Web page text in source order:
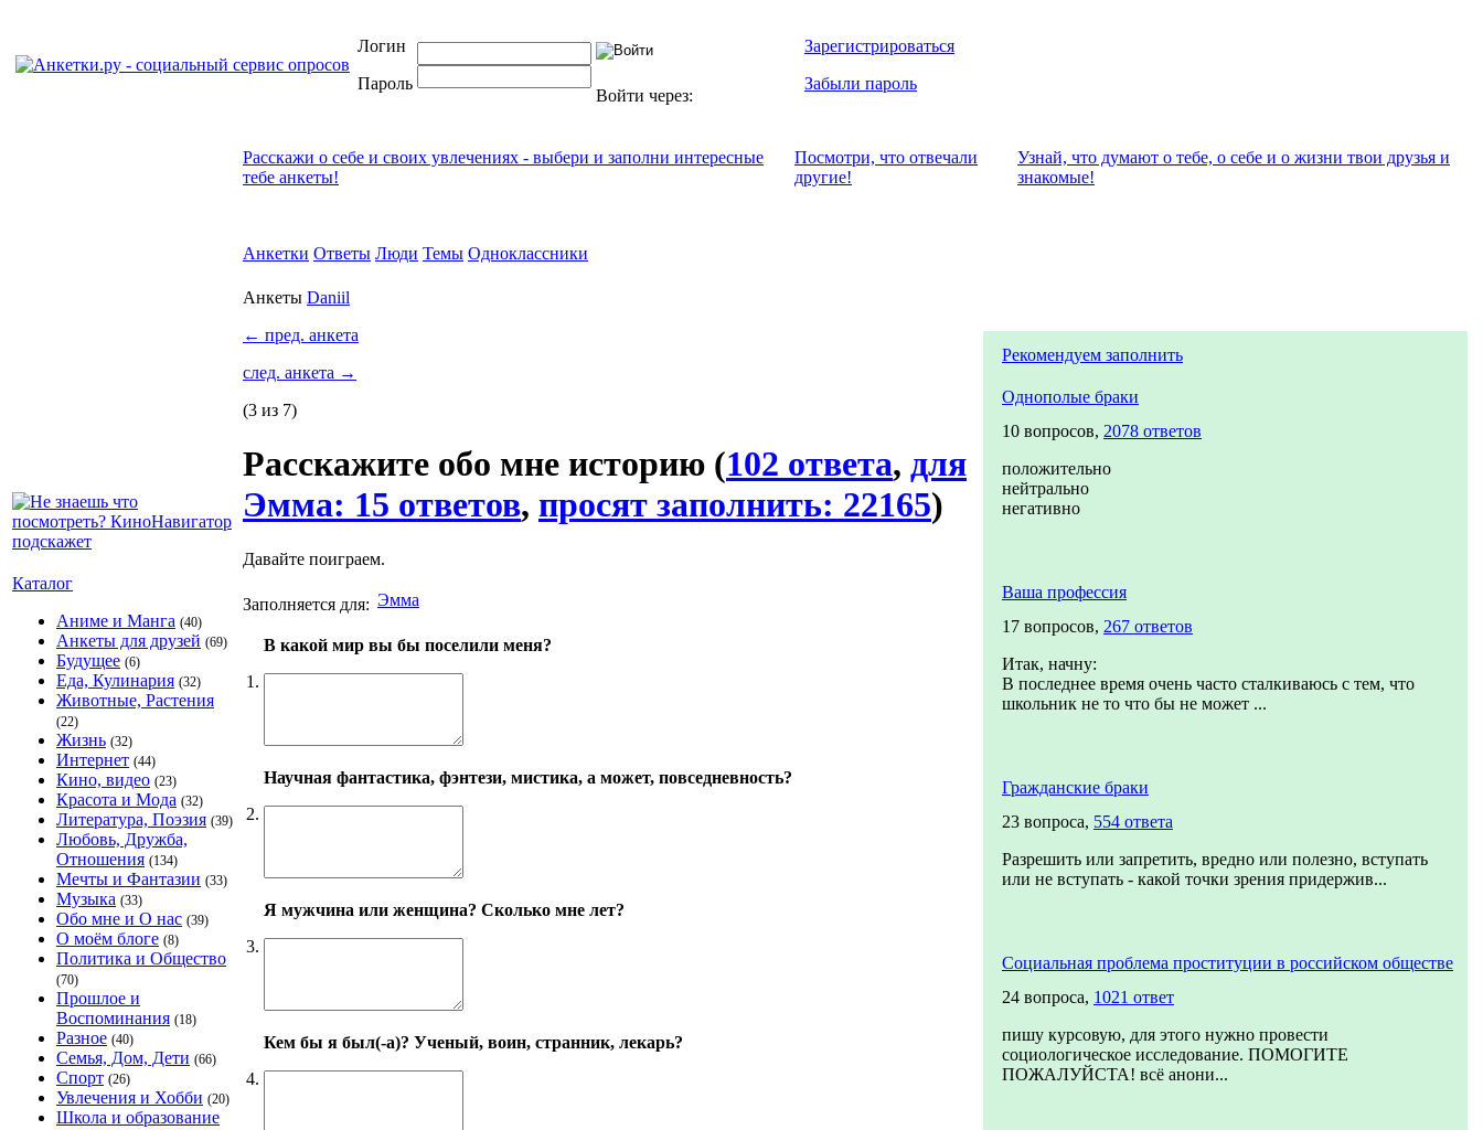
Логин
Пароль
Войти через:
Зарегистрироваться
Забыли пароль
Каталог
Аниме и Манга (40)
Анкеты для друзей (69)
Будущее (6)
Еда, Кулинария (32)
Животные, Растения
(22)
Жизнь (32)
Интернет (44)
Кино, видео (23)
Красота и Мода (32)
Литература, Поэзия (39)
Любовь, Дружба,
Отношения (134)
Мечты и Фантазии (33)
Музыка (33)
Обо мне и О нас (39)
О моём блоге (8)
Политика и Общество
(70)
Прошлое и
Воспоминания (18)
Разное (40)
Семья, Дом, Дети (66)
Спорт (26)
Увлечения и Хобби (20)
Школа и образование
Расскажи о себе и своих увлечениях - выбери и заполни интересные
тебе анкеты!
Посмотри, что отвeчали
другие!
Узнай, что думают о тебе, о себе и о жизни твои друзья и
знакомые!
Анкетки Ответы Люди Темы Одноклассники
Анкеты Daniil
← пред. анкета
след. анкета →
(3 из 7)
Расскажите обо мне историю (102 ответа, для
Эмма: 15 ответов, просят заполнить: 22165)
Давайте поиграем.
Заполняется для: Эмма
1.
В какой мир вы бы поселили меня?
2.
Научная фантастика, фэнтези, мистика, а может, повседневность?
3.
Я мужчина или женщина? Сколько мне лет?
4.
Кем бы я был(-а)? Ученый, воин, странник, лекарь?
Рекомендуем заполнить
Однополые браки
10 вопросов, 2078 ответов
положительно
нейтрально
негативно
Ваша профессия
17 вопросов, 267 ответов
Итак, начну:
В последнее время очень часто сталкиваюсь с тем, что
школьник не то что бы не может ...
Гражданские браки
23 вопроса, 554 ответа
Разрешить или запретить, вредно или полезно, вступать
или не вступать - какой точки зрения придержив...
Социальная проблема проституции в российском обществе
24 вопроса, 1021 ответ
пишу курсовую, для этого нужно провести
социологическое исследование. ПОМОГИТЕ
ПОЖАЛУЙСТА! всё анони...